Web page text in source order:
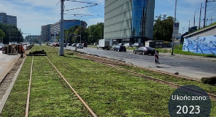
Ukończono:
2023